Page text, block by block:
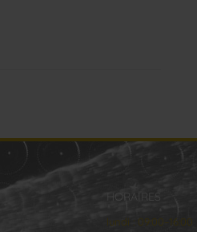
HORAIRES
lundi : 09:00–16:00